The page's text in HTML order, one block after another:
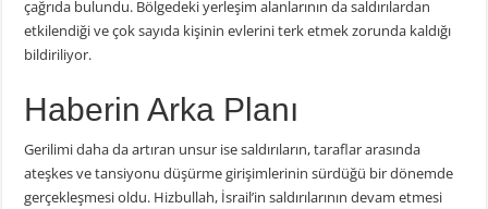
çağrıda bulundu. Bölgedeki yerleşim alanlarının da saldırılardan
etkilendiği ve çok sayıda kişinin evlerini terk etmek zorunda kaldığı
bildiriliyor.
Haberin Arka Planı
Gerilimi daha da artıran unsur ise saldırıların, taraflar arasında
ateşkes ve tansiyonu düşürme girişimlerinin sürdüğü bir dönemde
gerçekleşmesi oldu. Hizbullah, İsrail’in saldırılarının devam etmesi